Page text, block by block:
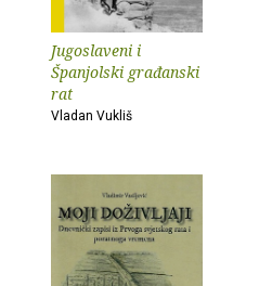
Jugoslaveni i
Španjolski građanski
rat
Vladan Vukliš